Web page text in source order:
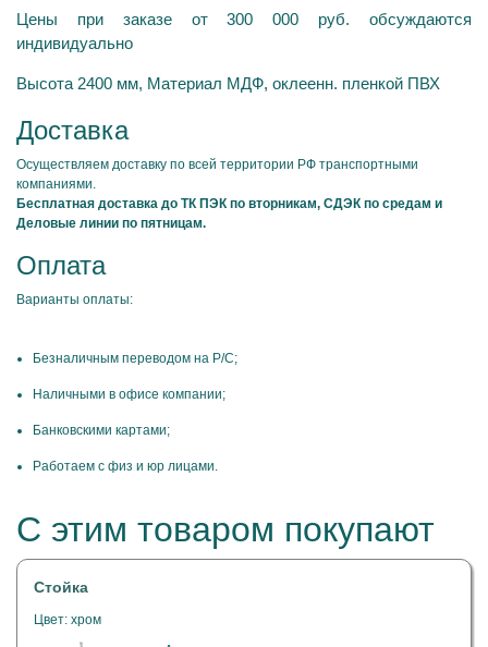
Цены при заказе от 300 000 руб. обсуждаются
индивидуально
Высота 2400 мм, Материал МДФ, оклеенн. пленкой ПВХ
Доставка
Осуществляем доставку по всей территории РФ транспортными
компаниями.
Бесплатная доставка до ТК ПЭК по вторникам, СДЭК по средам и
Деловые линии по пятницам.
Оплата
Варианты оплаты:
Безналичным переводом на Р/С;
Наличными в офисе компании;
Банковскими картами;
Работаем с физ и юр лицами.
С этим товаром покупают
Стойка
Цвет: хром